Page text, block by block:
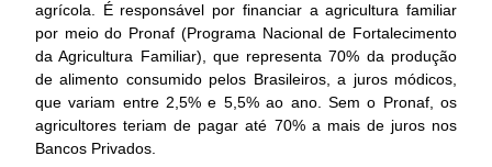
agrícola. É responsável por financiar a agricultura familiar
por meio do Pronaf (Programa Nacional de Fortalecimento
da Agricultura Familiar), que representa 70% da produção
de alimento consumido pelos Brasileiros, a juros módicos,
que variam entre 2,5% e 5,5% ao ano. Sem o Pronaf, os
agricultores teriam de pagar até 70% a mais de juros nos
Bancos Privados.